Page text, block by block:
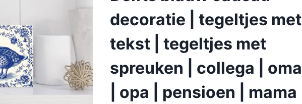
decoratie | tegeltjes met
tekst | tegeltjes met
spreuken | collega | oma
| opa | pensioen | mama